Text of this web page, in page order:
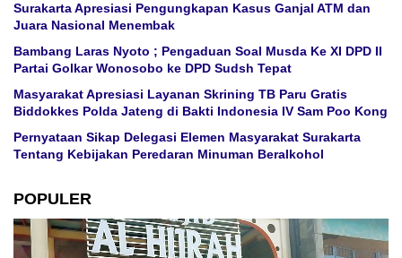
Surakarta Apresiasi Pengungkapan Kasus Ganjal ATM dan
Juara Nasional Menembak
Bambang Laras Nyoto ; Pengaduan Soal Musda Ke XI DPD II
Partai Golkar Wonosobo ke DPD Sudsh Tepat
Masyarakat Apresiasi Layanan Skrining TB Paru Gratis
Biddokkes Polda Jateng di Bakti Indonesia IV Sam Poo Kong
Pernyataan Sikap Delegasi Elemen Masyarakat Surakarta
Tentang Kebijakan Peredaran Minuman Beralkohol
POPULER